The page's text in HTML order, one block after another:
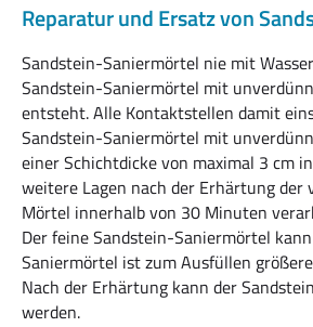
Reparatur und Ersatz von
Sandstein-Saniermörtel nie mit
Sandstein-Saniermörtel mit
entsteht. Alle Kontaktstellen damit
Sandstein-Saniermörtel mit
einer Schichtdicke von maximal 3 cm
weitere Lagen nach der Erhärtung der
Mörtel innerhalb von 30 Minuten
Der feine Sandstein-Saniermörtel
Saniermörtel ist zum Ausfüllen
Nach der Erhärtung kann der
werden.